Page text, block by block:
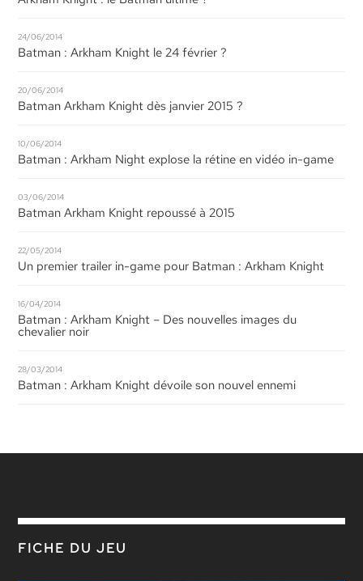
24/06/2014
Batman : Arkham Knight le 24 février ?
20/06/2014
Batman Arkham Knight dès janvier 2015 ?
10/06/2014
Batman : Arkham Night explose la rétine en vidéo in-game
03/06/2014
Batman Arkham Knight repoussé à 2015
22/05/2014
Un premier trailer in-game pour Batman : Arkham Knight
16/04/2014
Batman : Arkham Knight – Des nouvelles images du
chevalier noir
28/03/2014
Batman : Arkham Knight dévoile son nouvel ennemi
FICHE DU JEU